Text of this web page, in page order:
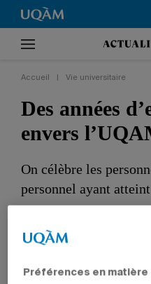
Accueil Vie universitaire
Des années
envers
On célèbre les
personnel ayant
PROFESSEURS
Préférences en matière